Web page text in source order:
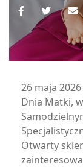
26 maja
Dnia Matki,
Otwarty